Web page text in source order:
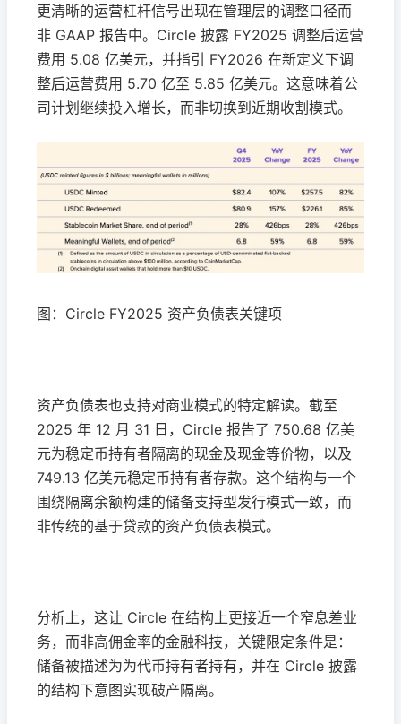
更清晰的运营杠杆信号出现在管理层的调整口径而
非 GAAP 报告中。Circle 披露 FY2025 调整后运营
费用 5.08 亿美元，并指引 FY2026 在新定义下调
整后运营费用 5.70 亿至 5.85 亿美元。这意味着公
司计划继续投入增长，而非切换到近期收割模式。
图：Circle FY2025 资产负债表关键项
资产负债表也支持对商业模式的特定解读。截至
2025 年 12 月 31 日，Circle 报告了 750.68 亿美
元为稳定币持有者隔离的现金及现金等价物，以及
749.13 亿美元稳定币持有者存款。这个结构与一个
围绕隔离余额构建的储备支持型发行模式一致，而
非传统的基于贷款的资产负债表模式。
分析上，这让 Circle 在结构上更接近一个窄息差业
务，而非高佣金率的金融科技，关键限定条件是：
储备被描述为为代币持有者持有，并在 Circle 披露
的结构下意图实现破产隔离。